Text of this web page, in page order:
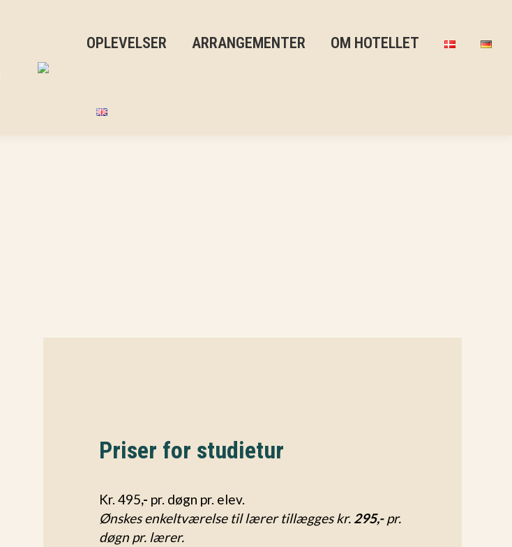
OPLEVELSER ARRANGEMENTER OM HOTELLET
Priser for studietur
Kr. 495,- pr. døgn pr. elev.
Ønskes enkeltværelse til lærer tillægges kr. 295,-pr.
døgn pr. lærer.